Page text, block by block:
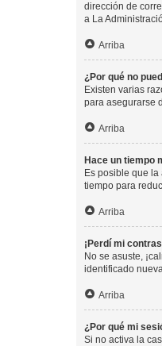
dirección de
a La
Arriba
¿Por qué no
Existen varias
para asegurarse
Arriba
Hace un tiempo
Es posible que
tiempo para
Arriba
¡Perdí mi
No se asuste,
identificado
Arriba
¿Por qué mi
Si no activa la